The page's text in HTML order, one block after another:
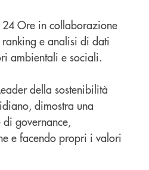
24 Ore in collaborazione
e analisi di dati
ambientali e sociali.
della sostenibilità
dimostra una
governance,
e facendo propri i valori